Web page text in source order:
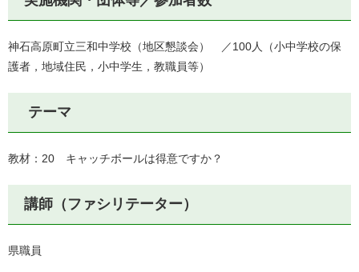
神石高原町立三和中学校（地区懇談会） ／100人（小中学校の保
護者，地域住民，小中学生，教職員等）
テーマ
教材：20 キャッチボールは得意ですか？
講師（ファシリテーター）
県職員